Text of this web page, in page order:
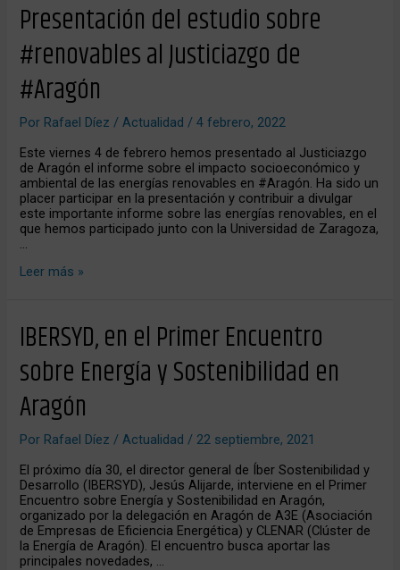
Presentación del estudio sobre
#renovables al Justiciazgo de
#Aragón
Por Rafael Díez/Actualidad /4 febrero, 2022
Este viernes 4 de febrero hemos presentado al Justiciazgo
de Aragón el informe sobre el impacto socioeconómico y
ambiental de las energías renovables en #Aragón. Ha sido un
placer participar en la presentación y contribuir a divulgar
este importante informe sobre las energías renovables, en el
que hemos participado junto con la Universidad de Zaragoza,
…
Presentación
del
sobre
al
Justiciazgo
de
#Aragón
Leer más »
IBERSYD, en el Primer Encuentro
sobre Energía y Sostenibilidad en
Aragón
Por Rafael Díez/Actualidad / 22 septiembre, 2021
El próximo día 30, el director general de Íber Sostenibilidad y
Desarrollo (IBERSYD), Jesús Alijarde, interviene en el Primer
Encuentro sobre Energía y Sostenibilidad en Aragón,
organizado por la delegación en Aragón de A3E (Asociación
de Empresas de Eficiencia Energética) y CLENAR (Clúster de
la Energía de Aragón). El encuentro busca aportar las
principales novedades, …
IBERSYD,
en
Primer
sobre
Energía
y
Sostenibilidad
en
Aragón